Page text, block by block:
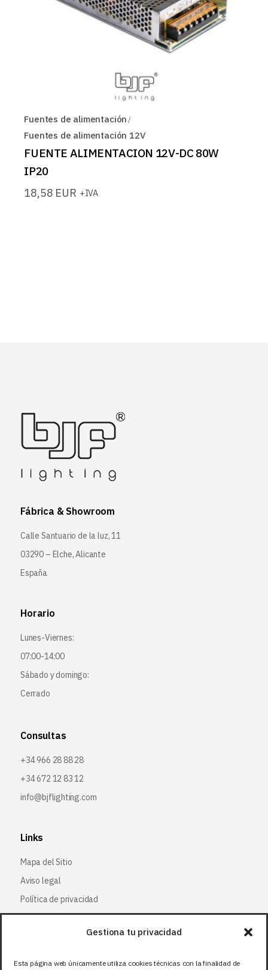
Gestiona tu privacidad
Esta página web únicamente utiliza cookies técnicas con la finalidad de
Fuentes de alimentación
Fuentes de alimentación 12V
FUENTE ALIMENTACION 12V-DC 80W
IP20
18,58 EUR +IVA
Fábrica & Showroom
Calle Santuario de la luz, 11
03290 – Elche, Alicante
España
Horario
Lunes-Viernes:
07:00-14:00
Sábado y domingo:
Cerrado
Consultas
+34 966 28 88 28
+34 672 12 83 12
info@bjflighting.com
Links
Mapa del Sitio
Aviso legal
Política de privacidad
Política de cookies
Síguenos